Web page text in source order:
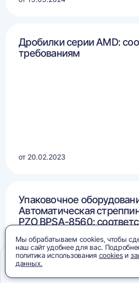
Дробилки серии AMD:
требованиям
от 20.02.2023
Упаковочное
Автоматическая
PZO BPSA-8560:
ПРИМЕНИТЬ
ЗАКРЫТЬ
ЗАКРЫТЬ
ЗАКРЫТЬ
Мы обрабатываем cookies, чтобы
наш сайт удобнее для вас.
политика использования cookiesи
данных.